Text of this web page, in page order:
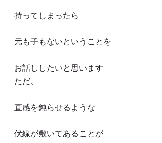
持ってしまったら
元も子もないということを
お話ししたいと思います
ただ、
直感を鈍らせるような
伏線が敷いてあることが